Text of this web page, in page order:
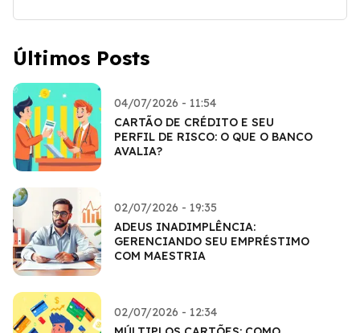
Últimos Posts
04/07/2026 - 11:54
CARTÃO DE CRÉDITO E SEU
PERFIL DE RISCO: O QUE O BANCO
AVALIA?
02/07/2026 - 19:35
ADEUS INADIMPLÊNCIA:
GERENCIANDO SEU EMPRÉSTIMO
COM MAESTRIA
02/07/2026 - 12:34